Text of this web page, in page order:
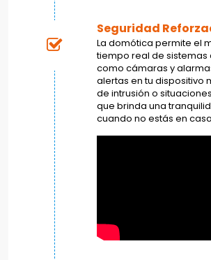
Seguridad
La domótica permite el
tiempo real de sistemas
como cámaras y
alertas en tu dispositivo
de intrusión o
que brinda una
cuando no estás en